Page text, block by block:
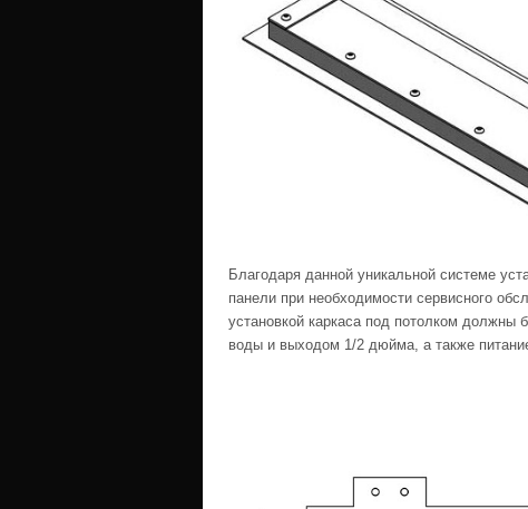
Благодаря данной уникальной системе
панели при необходимости сервисного
установкой каркаса под потолком должны
воды и выходом 1/2 дюйма, а также